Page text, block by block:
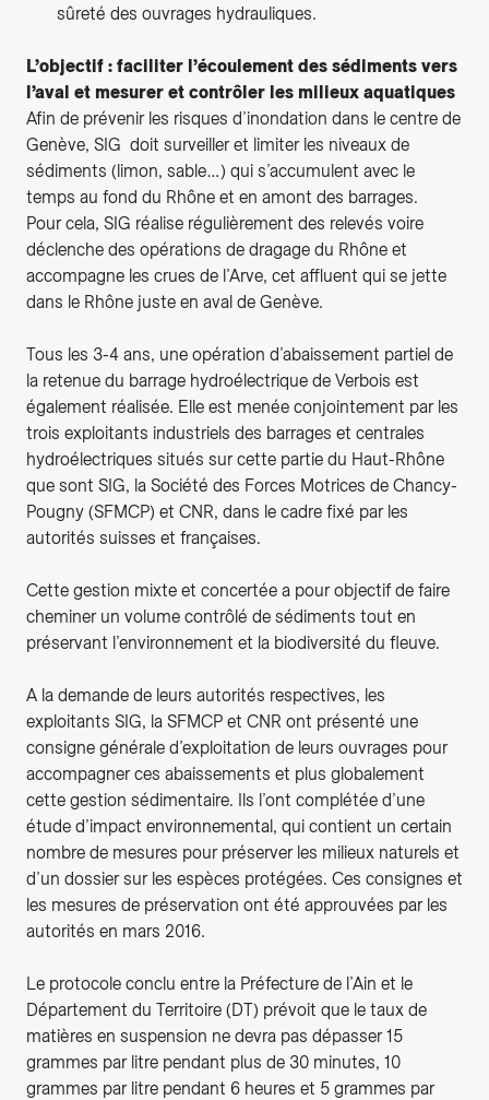
sûreté des ouvrages hydrauliques.
L’objectif : faciliter l’écoulement des sédiments vers
l’aval et mesurer et contrôler les milieux aquatiques
Afin de prévenir les risques d’inondation dans le centre de
Genève, SIG doit surveiller et limiter les niveaux de
sédiments (limon, sable…) qui s’accumulent avec le
temps au fond du Rhône et en amont des barrages.
Pour cela, SIG réalise régulièrement des relevés voire
déclenche des opérations de dragage du Rhône et
accompagne les crues de l’Arve, cet affluent qui se jette
dans le Rhône juste en aval de Genève.
Tous les 3-4 ans, une opération d’abaissement partiel de
la retenue du barrage hydroélectrique de Verbois est
également réalisée. Elle est menée conjointement par les
trois exploitants industriels des barrages et centrales
hydroélectriques situés sur cette partie du Haut-Rhône
que sont SIG, la Société des Forces Motrices de Chancy-
Pougny (SFMCP) et CNR, dans le cadre fixé par les
autorités suisses et françaises.
Cette gestion mixte et concertée a pour objectif de faire
cheminer un volume contrôlé de sédiments tout en
préservant l’environnement et la biodiversité du fleuve.
A la demande de leurs autorités respectives, les
exploitants SIG, la SFMCP et CNR ont présenté une
consigne générale d’exploitation de leurs ouvrages pour
accompagner ces abaissements et plus globalement
cette gestion sédimentaire. Ils l’ont complétée d’une
étude d’impact environnemental, qui contient un certain
nombre de mesures pour préserver les milieux naturels et
d’un dossier sur les espèces protégées. Ces consignes et
les mesures de préservation ont été approuvées par les
autorités en mars 2016.
Le protocole conclu entre la Préfecture de l’Ain et le
Département du Territoire (DT) prévoit que le taux de
matières en suspension ne devra pas dépasser 15
grammes par litre pendant plus de 30 minutes, 10
grammes par litre pendant 6 heures et 5 grammes par